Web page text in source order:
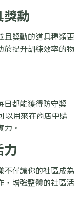
獎勳
且獎勳的道具種類更
於提升訓練效率的物
日都能獲得防守獎
以用來在商店中購
力。
力
不僅讓你的社區成為
，增強整體的社區活